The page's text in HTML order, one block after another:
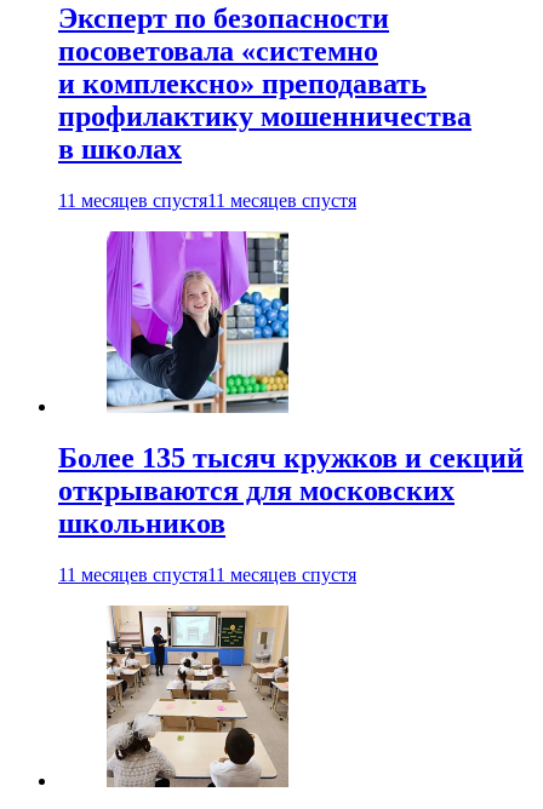
Эксперт по безопасности
посоветовала «системно
и комплексно» преподавать
профилактику мошенничества
в школах
11 месяцев спустя11 месяцев спустя
Более 135 тысяч кружков и секций
открываются для московских
школьников
11 месяцев спустя11 месяцев спустя